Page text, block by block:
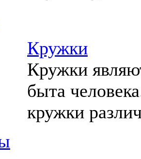
Кружки
Кружки
быта
кружки